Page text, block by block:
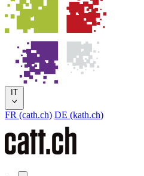
IT
FR (cath.ch) DE (kath.ch)